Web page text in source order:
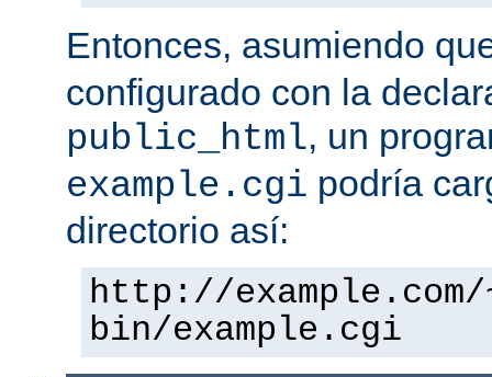
Entonces, asumiendo
configurado con la
public_html, un
example.cgi podría
directorio así:
http://
bin/example.cgi